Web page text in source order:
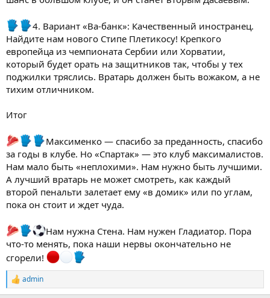
4. Вариант «Ва-банк»: Качественный иностранец.
Найдите нам нового Стипе Плетикосу! Крепкого
европейца из чемпионата Сербии или Хорватии,
который будет орать на защитников так, чтобы у тех
поджилки тряслись. Вратарь должен быть вожаком, а не
тихим отличником.
Итог
Максименко — спасибо за преданность, спасибо
за годы в клубе. Но «Спартак» — это клуб максималистов.
Нам мало быть «неплохими». Нам нужно быть лучшими.
А лучший вратарь не может смотреть, как каждый
второй пенальти залетает ему «в домик» или по углам,
пока он стоит и ждет чуда.
️Нам нужна Стена. Нам нужен Гладиатор. Пора
что-то менять, пока наши нервы окончательно не
сгорели!
Р
е
admin